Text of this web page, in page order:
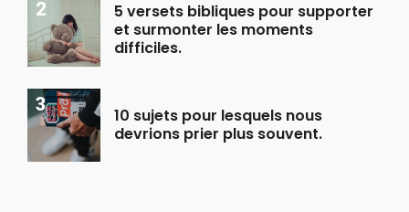
5 versets bibliques pour supporter
et surmonter les moments
difficiles.
10 sujets pour lesquels nous
devrions prier plus souvent.